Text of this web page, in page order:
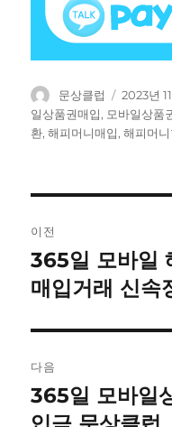
글
쓴
이
문상클럽
작
성
일
2023년
일상품권매입, 모바일상품
환,해피머니매입,해피머
탐
색
이전
이
전
365일 모바일
매입거래 신속
다음
다
음
365일 모바일